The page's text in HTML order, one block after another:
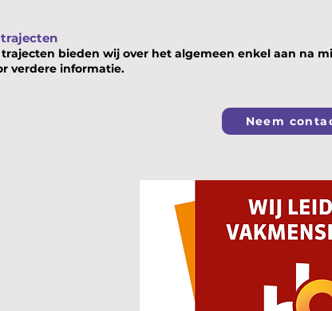
trajecten bieden wij over het algemeen enkel aan na
verdere informatie.
Neem